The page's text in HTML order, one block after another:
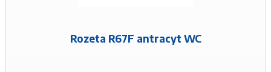
Rozeta R67F antracyt WC